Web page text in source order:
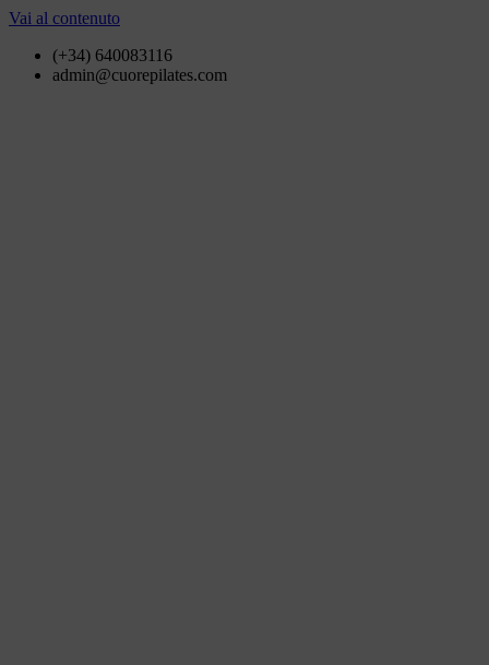
Vai al contenuto
(+34) 640083116
admin@cuorepilates.com